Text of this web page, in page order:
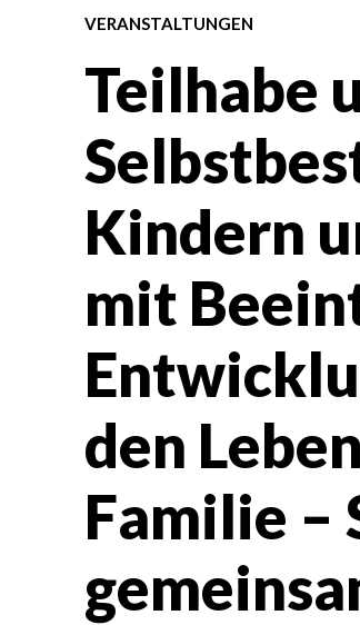
VERANSTALTUNGEN
Teilhabe
Kindern
mit
den
Familie –